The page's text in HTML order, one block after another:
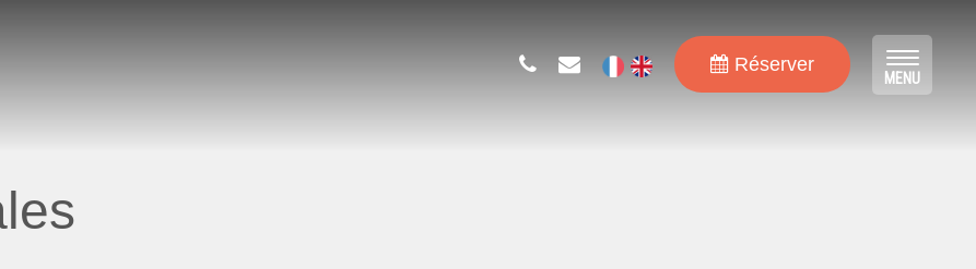
Réserver
Toggle
MENU